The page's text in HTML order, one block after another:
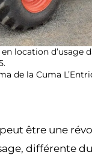
location d’usage
de la Cuma
être une
différente